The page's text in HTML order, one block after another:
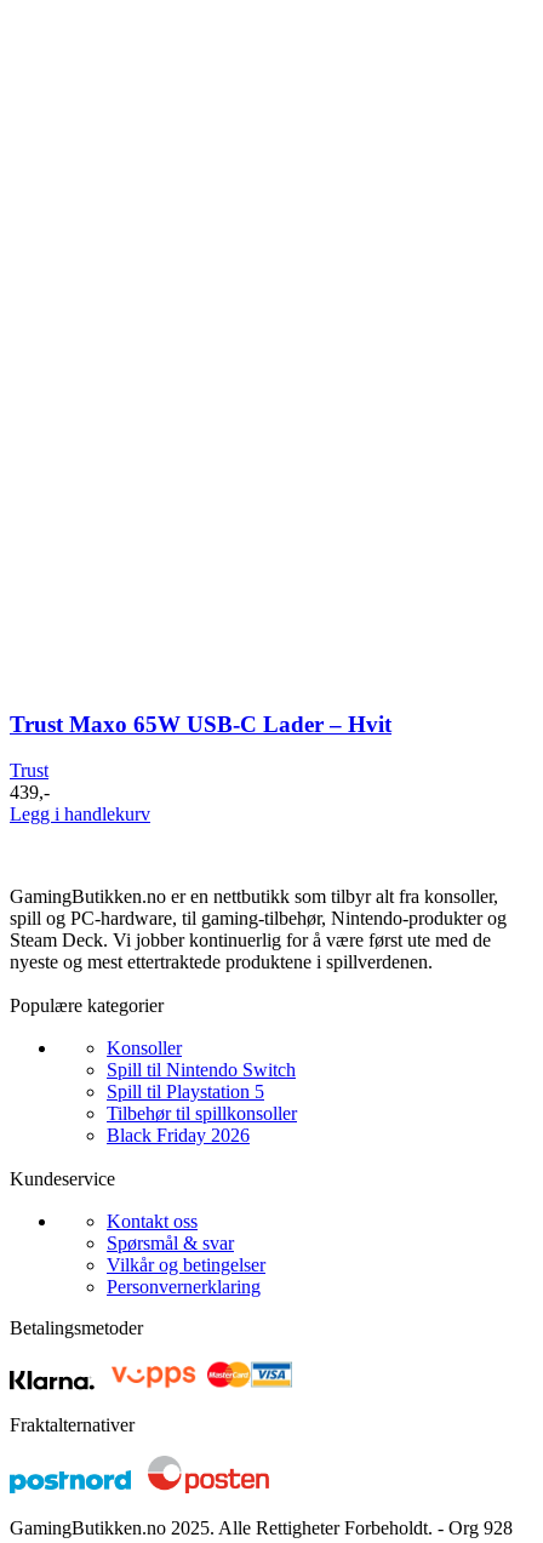
Trust Maxo 65W USB-C Lader – Hvit
Trust
439,-
Legg i handlekurv
GamingButikken.no er en nettbutikk som tilbyr alt fra konsoller,
spill og PC-hardware, til gaming-tilbehør, Nintendo-produkter og
Steam Deck. Vi jobber kontinuerlig for å være først ute med de
nyeste og mest ettertraktede produktene i spillverdenen.
Populære kategorier
Konsoller
Spill til Nintendo Switch
Spill til Playstation 5
Tilbehør til spillkonsoller
Black Friday 2026
Kundeservice
Kontakt oss
Spørsmål & svar
Vilkår og betingelser
Personvernerklaring
Betalingsmetoder
Fraktalternativer
GamingButikken.no 2025. Alle Rettigheter Forbeholdt. - Org 928